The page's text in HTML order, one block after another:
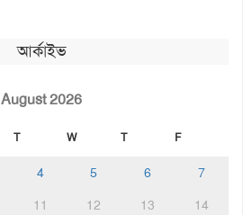
আর্কাইভ
August 2026
T W T F
4 5 6
7
11 12 13
14